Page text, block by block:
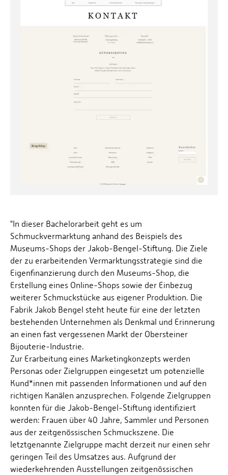
"In dieser Bachelorarbeit geht es um
Schmuckvermarktung anhand des Beispiels des
Museums-Shops der Jakob-Bengel-Stiftung. Die Ziele
der zu erarbeitenden Vermarktungsstrategie sind die
Eigenfinanzierung durch den Museums-Shop, die
Erstellung eines Online-Shops sowie der Einbezug
weiterer Schmuckstücke aus eigener Produktion. Die
Fabrik Jakob Bengel steht heute für eine der letzten
bestehenden Unternehmen als Denkmal und Erinnerung
an einen fast vergessenen Markt der Obersteiner
Bijouterie-Industrie.
Zur Erarbeitung eines Marketingkonzepts werden
Personas oder Zielgruppen eingesetzt um potenzielle
Kund*innen mit passenden Informationen und auf den
richtigen Kanälen anzusprechen. Folgende Zielgruppen
konnten für die Jakob-Bengel-Stiftung identifiziert
werden: Frauen über 40 Jahre, Sammler und Personen
aus der zeitgenössischen Schmuckszene. Die
letztgenannte Zielgruppe macht derzeit nur einen sehr
geringen Teil des Umsatzes aus. Aufgrund der
wiederkehrenden Ausstellungen zeitgenössischen